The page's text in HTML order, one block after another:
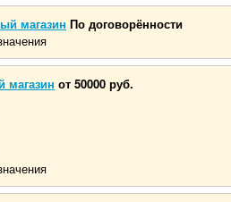
магазин По договорённости
магазин от 50000 руб.